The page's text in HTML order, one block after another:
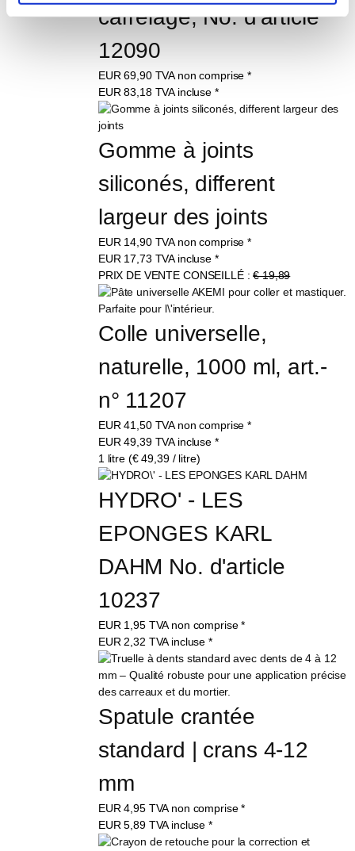
carrelage, No. d'article
12090
EUR69,90 TVA non comprise *
EUR83,18 TVA incluse *
Gomme à joints
siliconés, different
largeur des joints
EUR 14,90 TVA non comprise *
EUR 17,73 TVA incluse *
PRIX DE VENTE CONSEILLÉ :€ 19,89
Colle universelle,
naturelle, 1000 ml, art.-
n° 11207
EUR41,50 TVA non comprise *
EUR49,39 TVA incluse *
1 litre (€ 49,39 / litre)
HYDRO' - LES
EPONGES KARL
DAHM No. d'article
10237
EUR 1,95 TVA non comprise *
EUR 2,32 TVA incluse *
Spatule crantée
standard | crans 4-12
mm
EUR4,95 TVA non comprise *
EUR5,89 TVA incluse *